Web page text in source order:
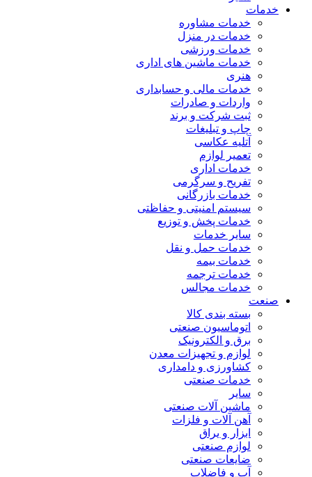
خدمات
خدمات مشاوره
خدمات در منزل
خدمات ورزشی
خدمات ماشین های اداری
هنری
خدمات مالی و حسابداری
واردات و صادرات
ثبت شرکت و برند
چاپ و تبلیغات
آتلیه عکاسی
تعمیر لوازم
خدمات اداری
تفریح و سرگرمی
خدمات بازرگانی
سیستم امنیتی و حفاظتی
خدمات پخش و توزیع
سایر خدمات
خدمات حمل و نقل
خدمات بیمه
خدمات ترجمه
خدمات مجالس
صنعت
بسته بندی کالا
اتوماسیون صنعتی
برق و الکترونیک
لوازم و تجهیزات معدن
کشاورزی و دامداری
خدمات صنعتی
سایر
ماشین آلات صنعتی
آهن آلات و فلزات
ابزار و یراق
لوازم صنعتی
ضایعات صنعتی
آب و فاضلاب